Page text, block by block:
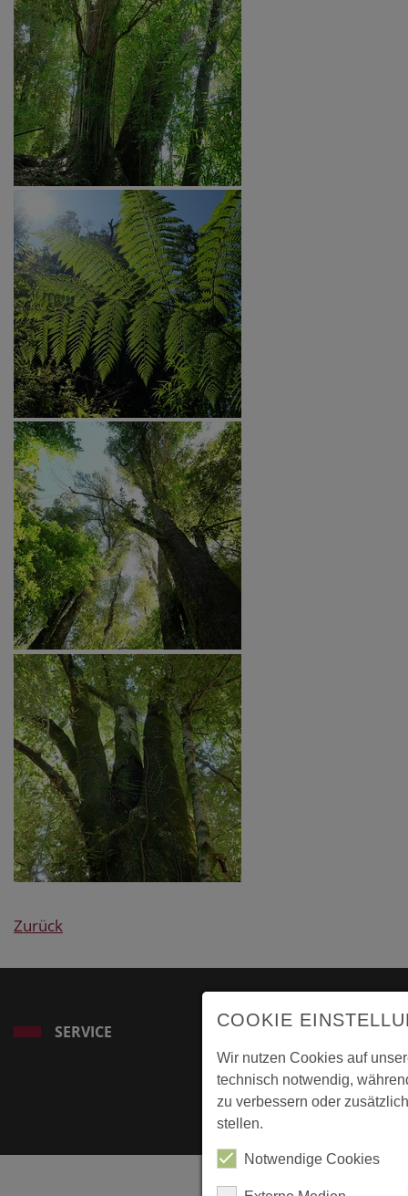
Zurück
SERVICE
COOKIE
Wir nutzen Cookies auf
technisch notwendig,
zu verbessern oder
stellen.
Notwendige Cookies